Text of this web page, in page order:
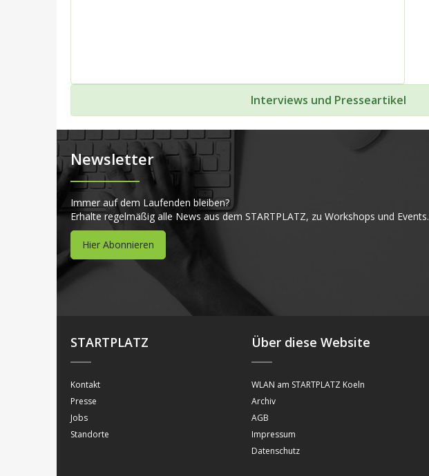
Interviews und Presseartikel
Newsletter
Immer auf dem Laufenden bleiben?
Erhalte regelmäßig alle News aus dem STARTPLATZ, zu Workshops und Events.
Hier Abonnieren
STARTPLATZ
Kontakt
Presse
Jobs
Standorte
Über diese Website
WLAN am STARTPLATZ Koeln
Archiv
AGB
Impressum
Datenschutz